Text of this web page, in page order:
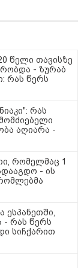
- 35
ტყის
მეორე
დროინდელი
ლატარიის
წელი თავისზე
- ზურაბ
რას წერს
რას
აღიარა -
რომელმაც 1
- ის
რას წერს
სიჩქარით